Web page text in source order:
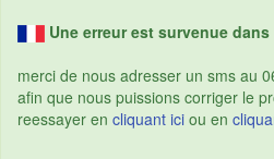
Une erreur est survenue
merci de nous adresser un sms au
afin que nous puissions corriger le
reessayer en cliquant ici ou en